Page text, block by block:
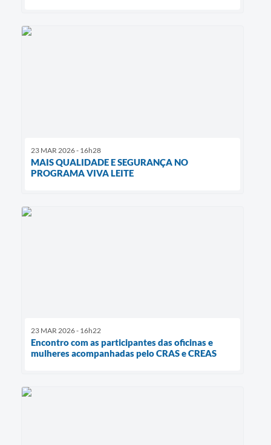
23 MAR 2026 - 16h28
MAIS QUALIDADE E SEGURANÇA NO
PROGRAMA VIVA LEITE
23 MAR 2026 - 16h22
Encontro com as participantes das oficinas e
mulheres acompanhadas pelo CRAS e CREAS